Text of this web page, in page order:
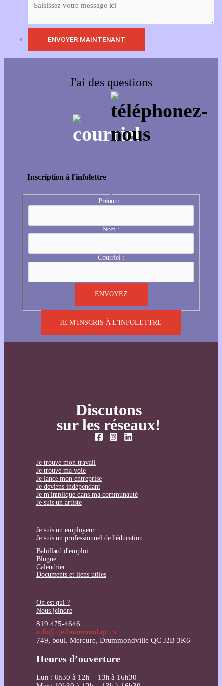
J'ai des questions
Inscription à l'infolettre
Prénom :
Nom :
Courriel :
JE M'INSCRIS À L'INFOLETTRE
Discutons
sur les réseaux!
Je trouve mon travail
Je trouve ma voie
Je lance mon entreprise
Je deviens indépendant
Je m'implique dans ma communauté
Je suis un artiste
Je suis un employeur
Je suis un professionnel de l'éducation
Babillard d'emploi
Blogue
Calendrier
Documents et liens utiles
On est qui ?
Nous joindre
819 475-4646
info@cjedrummond.qc.ca
749, boul. Mercure, Drummondville QC J2B 3K6
Heures d’ouverture
Lun : 8h30 à 12h – 13h à 16h30